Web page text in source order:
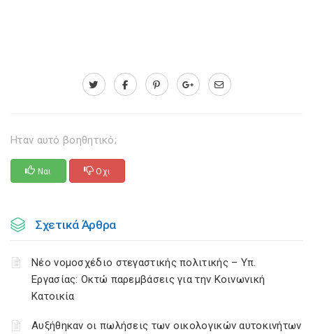
Ηταν αυτό βοηθητικό;
Ναι Οχι
Σχετικά Άρθρα
Νέο νομοσχέδιο στεγαστικής πολιτικής – Υπ.
Εργασίας: Οκτώ παρεμβάσεις για την Κοινωνική
Κατοικία
Αυξήθηκαν οι πωλήσεις των οικολογικών αυτοκινήτων